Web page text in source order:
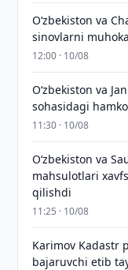
Oʻzbekiston va
sinovlarni
12:00 · 10/08
Oʻzbekiston va
sohasidagi
11:30 · 10/08
Oʻzbekiston va
mahsulotlari
qilishdi
11:25 · 10/08
Karimov Kadastr
bajaruvchi etib